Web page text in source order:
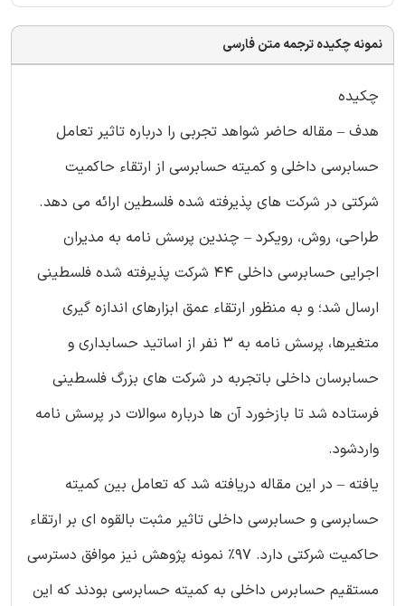
نمونه چکیده ترجمه متن فارسی
چکیده
هدف – مقاله حاضر شواهد تجربی را درباره تاثیر تعامل
حسابرسی داخلی و کمیته حسابرسی از ارتقاء حاکمیت
شرکتی در شرکت های پذیرفته شده فلسطین ارائه می دهد.
طراحی، روش، رویکرد – چندین پرسش نامه به مدیران
اجرایی حسابرسی داخلی 44 شرکت پذیرفته شده فلسطینی
ارسال شد؛ و به منظور ارتقاء عمق ابزارهای اندازه گیری
متغیرها، پرسش نامه به 3 نفر از اساتید حسابداری و
حسابرسان داخلی باتجربه در شرکت های بزرگ فلسطینی
فرستاده شد تا بازخورد آن ها درباره سوالات در پرسش نامه
واردشود.
یافته – در این مقاله دریافته شد که تعامل بین کمیته
حسابرسی و حسابرسی داخلی تاثیر مثبت بالقوه ای بر ارتقاء
حاکمیت شرکتی دارد. 97% نمونه پژوهش نیز موافق دسترسی
مستقیم حسابرس داخلی به کمیته حسابرسی بودند که این